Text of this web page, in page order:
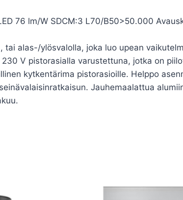
76 lm/W SDCM:3 L70/B50>50.000
alas-/ylösvalolla, joka luo upean
V pistorasialla varustettuna, jotka on
kytkentärima pistorasioille. Helppo
Jauhemaalattua